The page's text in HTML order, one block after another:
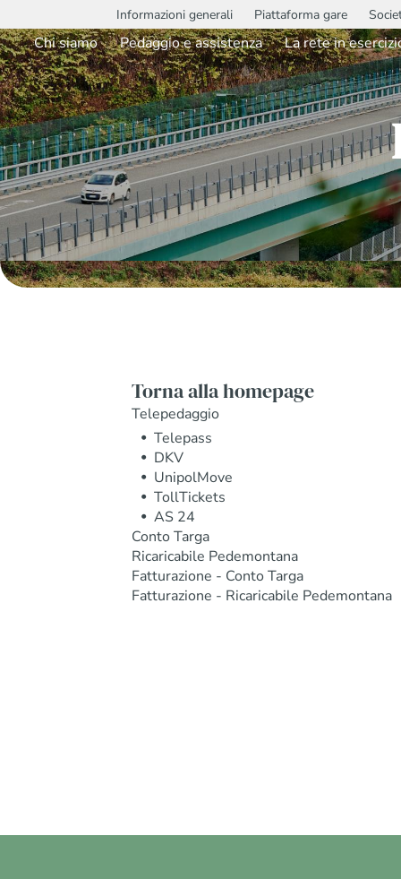
Informazioni generali Piattaforma gare
Chi siamo Pedaggio e assistenza La rete in
Torna alla homepage
Telepedaggio
Telepass
DKV
UnipolMove
TollTickets
AS 24
Conto Targa
Ricaricabile Pedemontana
Fatturazione - Conto Targa
Fatturazione - Ricaricabile Pedemontana